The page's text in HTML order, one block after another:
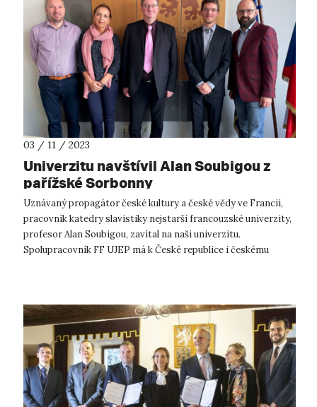
03 / 11 / 2023
Univerzitu navštívil Alan Soubigou z
pařížské Sorbonny
Uznávaný propagátor české kultury a české vědy ve Francii,
pracovník katedry slavistiky nejstarší francouzské univerzity,
profesor Alan Soubigou, zavítal na naši univerzitu.
Spolupracovník FF UJEP má k České republice i českému